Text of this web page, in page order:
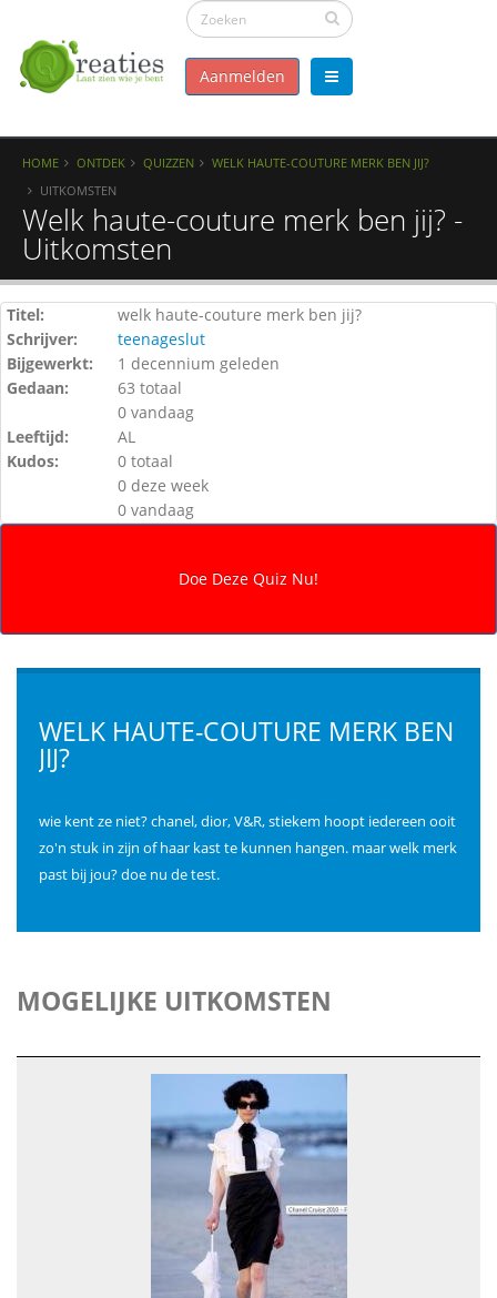
Aanmelden
HOME ONTDEK QUIZZEN
WELK HAUTE-COUTURE MERK BEN JIJ?
UITKOMSTEN
Welk haute-couture merk ben jij? -
Uitkomsten
Titel:
welk haute-couture merk ben jij?
Schrijver:
teenageslut
Bijgewerkt:
1 decennium geleden
Gedaan:
63 totaal
0 vandaag
Leeftijd:
AL
Kudos:
0 totaal
0 deze week
0 vandaag
WELK HAUTE-COUTURE MERK BEN
JIJ?
wie kent ze niet? chanel, dior, V&R, stiekem hoopt iedereen ooit
zo'n stuk in zijn of haar kast te kunnen hangen. maar welk merk
past bij jou? doe nu de test.
MOGELIJKE UITKOMSTEN